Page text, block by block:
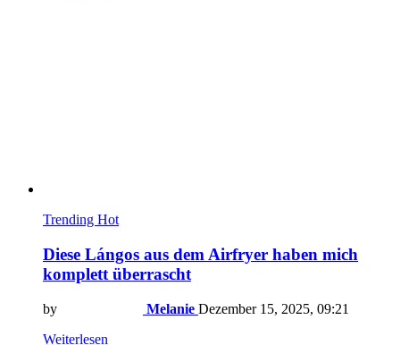
Trending Hot
Diese Lángos aus dem Airfryer haben mich
komplett überrascht
by Melanie Dezember 15, 2025, 09:21
Weiterlesen